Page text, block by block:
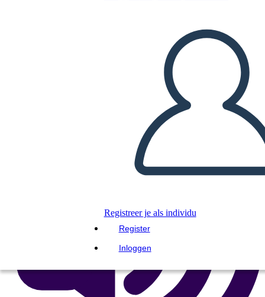
Registreer je als individu
Register
Inloggen
Kopieer dit Storyboard
MAAK EEN STORYBOARD
DIAVOORSTELLING AFSPELEN
LEES MIJ VOOR